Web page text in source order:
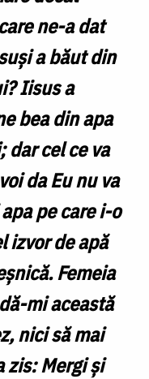
ne-a dat
a băut din
Iisus a
bea din apa
dar cel ce va
da Eu nu va
pe care i-o
izvor de apă
Femeia
mi această
nici să mai
zis: Mergi şi